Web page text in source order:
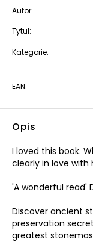
Autor:
Tytuł:
Kategorie:
EAN:
Opis
I loved this book.
clearly in love with
'A wonderful read'
Discover ancient
preservation
greatest